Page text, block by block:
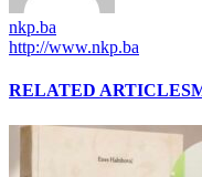
nkp.ba
http://www.nkp.ba
RELATED ARTICLES